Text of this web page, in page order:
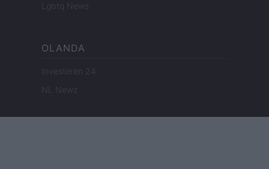
Lgbtq News
OLANDA
Investeren 24
NL Newz